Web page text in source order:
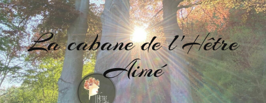
La cabane de l'Hêtre
Aimé